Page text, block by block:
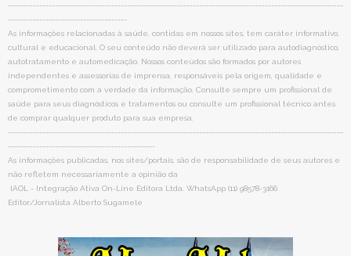
-----------------------------------------------------------------------------------------------------------
--------------------------------------
As informações relacionadas à saúde, contidas em nossos sites, tem caráter informativo,
cultural e educacional. O seu conteúdo não deverá ser utilizado para autodiagnóstico,
autotratamento e automedicação. Nossos conteúdos são formados por autores
independentes e assessorias de imprensa, responsáveis pela origem, qualidade e
comprometimento com a verdade da informação. Consulte sempre um profissional de
saúde para seus diagnósticos e tratamentos ou consulte um profissional técnico antes
de comprar qualquer produto para sua empresa.
-----------------------------------------------------------------------------------------------------------
-----------------------------------------------
As informações publicadas, nos sites/portais, são de responsabilidade de seus autores e
não refletem necessariamente a opinião da
IAOL - Integração Ativa On-Line Editora Ltda. WhatsApp (11) 98578-3166
Editor/Jornalista Alberto Sugamele